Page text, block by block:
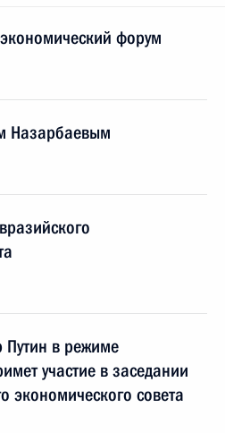
форум
Назарбаевым
в режиме
участие в заседании
экономического совета